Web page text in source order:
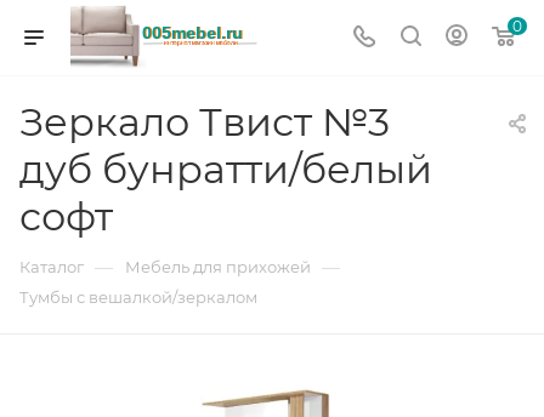
0
Зеркало Твист №3
дуб бунратти/белый
софт
Каталог — Мебель для прихожей —
Тумбы с вешалкой/зеркалом